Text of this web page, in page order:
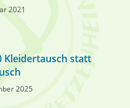
2021
Kleidertausch statt
2025